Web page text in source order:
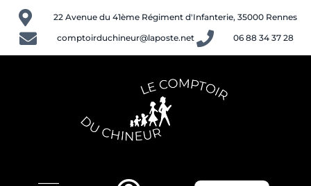
Aller
au
22 Avenue du 41ème Régiment d'Infanterie, 35000 Rennes
comptoirduchineur@laposte.net
06 88 34 37 28